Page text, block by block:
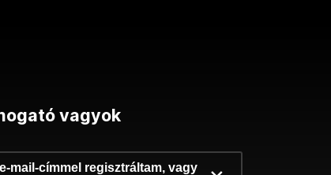
vagyok
mail-címmel regisztráltam, vagy